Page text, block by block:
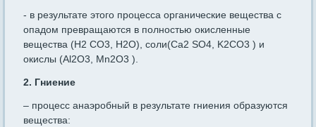
- в результате этого процесса органические вещества с
опадом превращаются в полностью окисленные
вещества (H2 CO3, H2O), соли(Ca2 SO4, K2CO3 ) и
окислы (Al2O3, Mn2O3 ).
2. Гниение
– процесс анаэробный в результате гниения образуются
вещества: